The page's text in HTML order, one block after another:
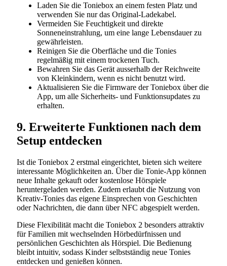
Laden Sie die Toniebox an einem festen Platz und
verwenden Sie nur das Original-Ladekabel.
Vermeiden Sie Feuchtigkeit und direkte
Sonneneinstrahlung, um eine lange Lebensdauer zu
gewährleisten.
Reinigen Sie die Oberfläche und die Tonies
regelmäßig mit einem trockenen Tuch.
Bewahren Sie das Gerät ausserhalb der Reichweite
von Kleinkindern, wenn es nicht benutzt wird.
Aktualisieren Sie die Firmware der Toniebox über die
App, um alle Sicherheits- und Funktionsupdates zu
erhalten.
9. Erweiterte Funktionen nach dem
Setup entdecken
Ist die Toniebox 2 erstmal eingerichtet, bieten sich weitere
interessante Möglichkeiten an. Über die Tonie-App können
neue Inhalte gekauft oder kostenlose Hörspiele
heruntergeladen werden. Zudem erlaubt die Nutzung von
Kreativ-Tonies das eigene Einsprechen von Geschichten
oder Nachrichten, die dann über NFC abgespielt werden.
Diese Flexibilität macht die Toniebox 2 besonders attraktiv
für Familien mit wechselnden Hörbedürfnissen und
persönlichen Geschichten als Hörspiel. Die Bedienung
bleibt intuitiv, sodass Kinder selbstständig neue Tonies
entdecken und genießen können.